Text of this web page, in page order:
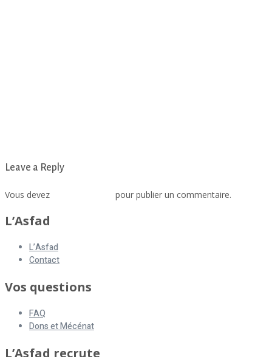
Leave a Reply
Vous devez pour publier un commentaire.
L’Asfad
L’Asfad
Contact
Vos questions
FAQ
Dons et Mécénat
L’Asfad recrute